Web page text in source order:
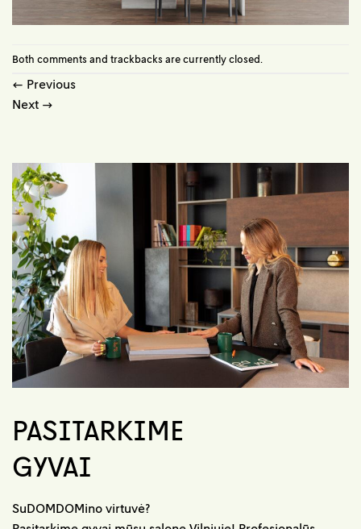
Both comments and trackbacks are currently closed.
← Previous
Next →
PASITARKIME
GYVAI
SuDOMDOMino virtuvė?